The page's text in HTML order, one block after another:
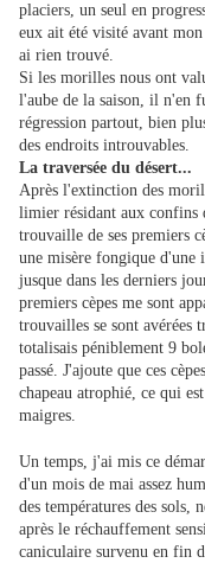
placiers, un seul en
eux ait été visité avant
ai rien trouvé.
Si les morilles nous ont
l'aube de la saison, il n'en
régression partout, bien
des endroits introuvables.
La traversée du désert...
Après l'extinction des
limier résidant aux confins
trouvaille de ses premiers
une misère fongique d'une
jusque dans les derniers
premiers cèpes me sont
trouvailles se sont avérées
totalisais péniblement 9
passé. J'ajoute que ces
chapeau atrophié, ce qui
maigres.
Un temps, j'ai mis ce
d'un mois de mai assez
des températures des sols,
après le réchauffement
caniculaire survenu en fin